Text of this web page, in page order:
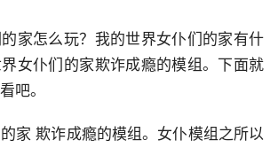
家怎么玩？我的世界女仆们的家有什
女仆们的家欺诈成瘾的模组。下面就
吧。
家 欺诈成瘾的模组。女仆模组之所以